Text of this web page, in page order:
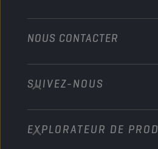
NOUS CONTACTER
info@championlubes.com
+32 3 870 00 20
Georges Gilliotstraat, 52
SUIVEZ-NOUS
EXPLORATEUR DE